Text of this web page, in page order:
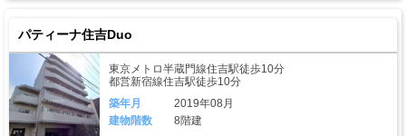
パティーナ住吉Duo
東京メトロ半蔵門線住吉駅徒歩10分
都営新宿線住吉駅徒歩10分
築年月
2019年08月
建物階数
8階建